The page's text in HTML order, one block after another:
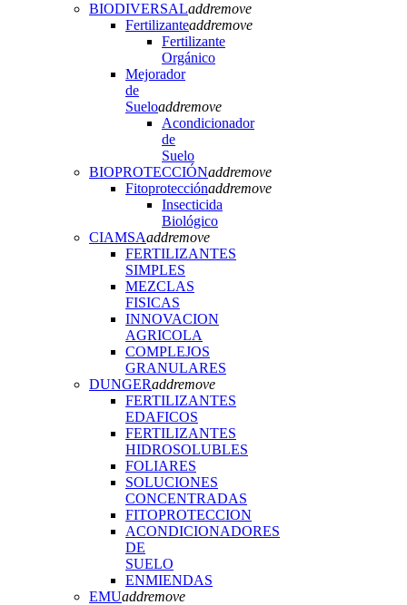
BIODIVERSALaddremove
Fertilizanteaddremove
Fertilizante
Orgánico
Mejorador
de
Sueloaddremove
Acondicionador
de
Suelo
BIOPROTECCIÓNaddremove
Fitoprotecciónaddremove
Insecticida
Biológico
CIAMSAaddremove
FERTILIZANTES
SIMPLES
MEZCLAS
FISICAS
INNOVACION
AGRICOLA
COMPLEJOS
GRANULARES
DUNGERaddremove
FERTILIZANTES
EDAFICOS
FERTILIZANTES
HIDROSOLUBLES
FOLIARES
SOLUCIONES
CONCENTRADAS
FITOPROTECCION
ACONDICIONADORES
DE
SUELO
ENMIENDAS
EMUaddremove